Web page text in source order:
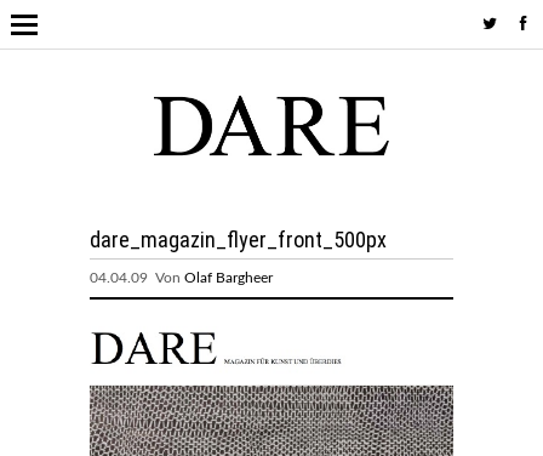
dare_magazin_flyer_front_500px
04.04.09 Von Olaf Bargheer